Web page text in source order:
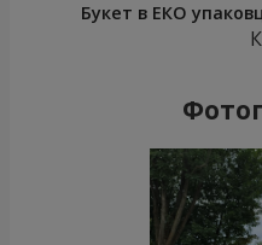
Букет в ЕКО